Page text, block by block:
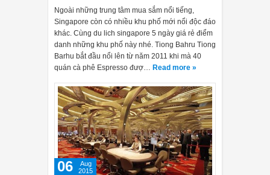
Ngoài những trung tâm mua sắm nổi tiếng,
Singapore còn có nhiều khu phố mới nổi độc đáo
khác. Cùng du lich singapore 5 ngày giá rẻ điểm
danh những khu phố này nhé. Tiong Bahru Tiong
Barhu bắt đầu nổi lên từ năm 2011 khi mà 40
quán cà phê Espresso đượ… Read more »
06
Aug
2015